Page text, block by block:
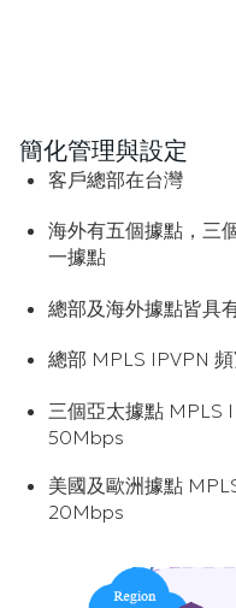
簡化管理與設定
客戶總部在台灣
海外有五個據點，三
一據點
總部及海外據點皆具
總部 MPLS IPVPN
三個亞太據點 MPLS
50Mbps
美國及歐洲據點
20Mbps